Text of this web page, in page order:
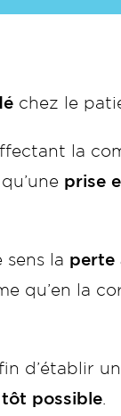
chez le
la
prise
la perte
qu’en la
d’établir
tôt possible